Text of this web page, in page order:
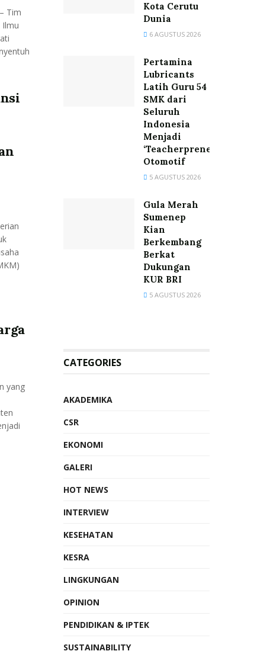
Tim
Ilmu
yang
Kota Cerutu
Dunia
6 AGUSTUS 2026
Pertamina
Lubricants
Latih Guru 54
SMK dari
Seluruh
Indonesia
Menjadi
‘Teacherpreneur’
Otomotif
5 AGUSTUS 2026
Gula Merah
Sumenep
Kian
Berkembang
Berkat
Dukungan
KUR BRI
5 AGUSTUS 2026
CATEGORIES
AKADEMIKA
CSR
EKONOMI
GALERI
HOT NEWS
INTERVIEW
KESEHATAN
KESRA
LINGKUNGAN
OPINION
PENDIDIKAN & IPTEK
SUSTAINABILITY